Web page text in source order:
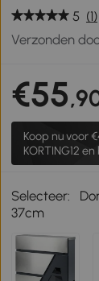
5 (1)
Verzonden
€55
Koop nu voor
KORTING12
Selecteer:
37cm